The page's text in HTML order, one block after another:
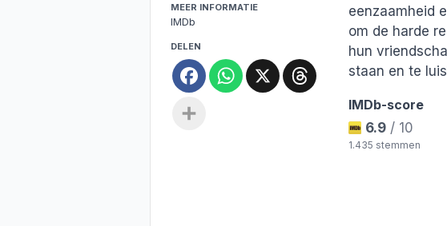
MEER INFORMATIE
IMDb
DELEN
FacebookWhatsApp
X Threads
eenzaamheid
om de harde
hun
staan en te
IMDb-score
6.9 / 10
1.435 stemmen